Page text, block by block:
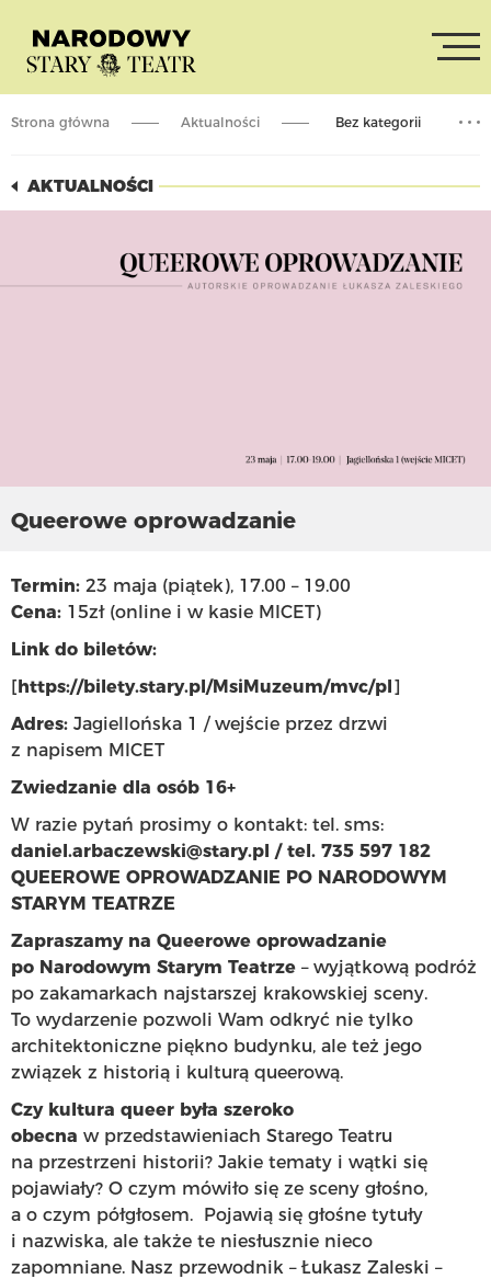
Strona główna Bez kategorii
Aktualności
AKTUALNOŚCI
Queerowe oprowadzanie
Termin: 23 maja (piątek), 17.00 – 19.00
Cena: 15zł (online i w kasie MICET)
Link do biletów:
[https://bilety.stary.pl/MsiMuzeum/mvc/pl]
Adres: Jagiellońska 1 / wejście przez drzwi
z napisem MICET
Zwiedzanie dla osób 16+
W razie pytań prosimy o kontakt: tel. sms:
daniel.arbaczewski@stary.pl / tel. 735 597 182
QUEEROWE OPROWADZANIE PO NARODOWYM
STARYM TEATRZE
Zapraszamy na Queerowe oprowadzanie
po Narodowym Starym Teatrze – wyjątkową podróż
po zakamarkach najstarszej krakowskiej sceny.
To wydarzenie pozwoli Wam odkryć nie tylko
architektoniczne piękno budynku, ale też jego
związek z historią i kulturą queerową.
Czy kultura queer była szeroko
obecna w przedstawieniach Starego Teatru
na przestrzeni historii? Jakie tematy i wątki się
pojawiały? O czym mówiło się ze sceny głośno,
a o czym półgłosem. Pojawią się głośne tytuły
i nazwiska, ale także te niesłusznie nieco
zapomniane. Nasz przewodnik – Łukasz Zaleski –